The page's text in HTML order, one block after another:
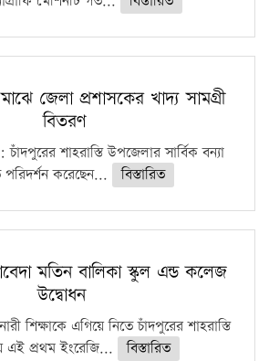
জেলা প্রশাসকের খাদ্য সামগ্রী
বিতরণ
চাঁদপুরের শাহরাস্তি উপজেলার সার্বিক বন্যা
পরিদর্শন করেছেন...
বিস্তারিত
মতিন বালিকা স্কুল এন্ড কলেজ
উদ্বোধন
শিক্ষাকে এগিয়ে নিতে চাঁদপুরের শাহরাস্তি
এই প্রথম ইংরেজি...
বিস্তারিত